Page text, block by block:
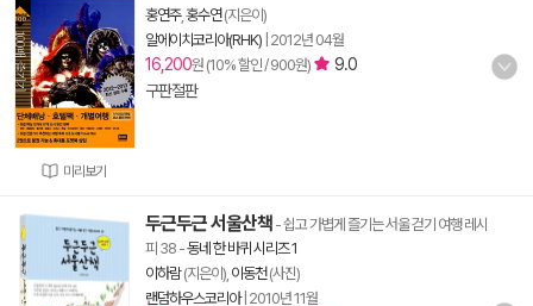
미리보기
홍연주, 홍수연(지은이)
알에이치코리아(RHK) 2012년 04월
16,200원 (10% 할인 / 900원)
9.0
구판절판
두근두근 서울산책 - 쉽고 가볍게 즐기는 서울 걷기 여행 레시
피 38 -동네 한 바퀴 시리즈 1
이하람(지은이), 이동천(사진)
랜덤하우스코리아| 2010년 11월